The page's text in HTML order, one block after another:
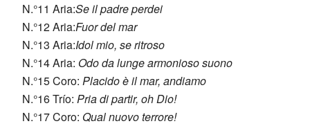
N.°11 Aria:Se il padre perdei
N.°12 Aria:Fuor del mar
N.°13 Aria:Idol mio, se ritroso
N.°14 Aria: Odo da lunge armonioso suono
N.°15 Coro: Placido è il mar, andiamo
N.°16 Trío: Pria di partir, oh Dio!
N.°17 Coro: Qual nuovo terrore!